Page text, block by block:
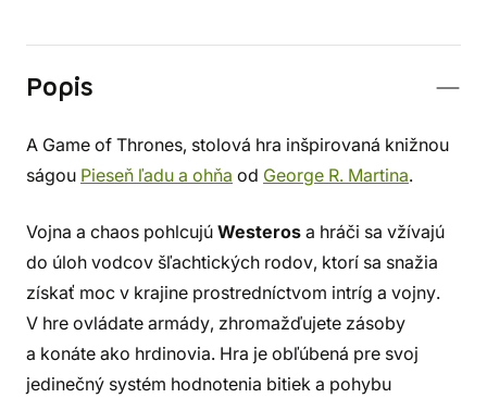
Popis
A Game of Thrones, stolová hra inšpirovaná knižnou
ságou Pieseň ľadu a ohňa od George R. Martina.
Vojna a chaos pohlcujú Westeros a hráči sa vžívajú
do úloh vodcov šľachtických rodov, ktorí sa snažia
získať moc v krajine prostredníctvom intríg a vojny.
V hre ovládate armády, zhromažďujete zásoby
a konáte ako hrdinovia. Hra je obľúbená pre svoj
jedinečný systém hodnotenia bitiek a pohybu